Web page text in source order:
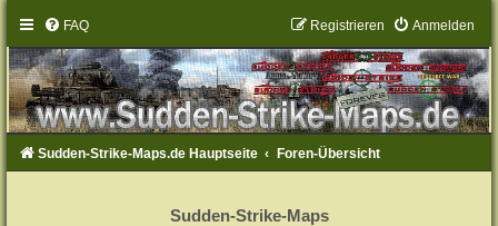
FAQ Anmelden
Registrieren
Sudden-Strike-Maps.de Hauptseite Foren-Übersicht
Sudden-Strike-Maps